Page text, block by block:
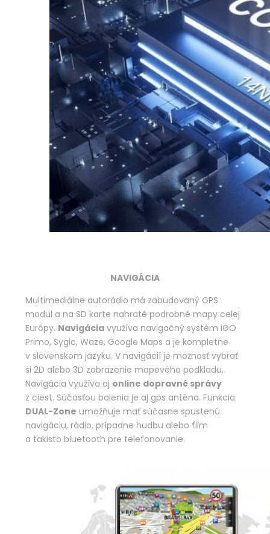
NAVIGÁCIA
Multimediálne autorádio má zabudovaný GPS
modul a na SD karte nahraté podrobné mapy celej
Európy. Navigácia využíva navigačný systém iGO
Primo, Sygic, Waze, Google Maps a je kompletne
v slovenskom jazyku. V navigácií je možnosť vybrať
si 2D alebo 3D zobrazenie mapového podkladu.
Navigácia využíva aj online dopravné správy
z ciest. Súčasťou balenia je aj gps anténa. Funkcia
DUAL-Zone umožňuje mať súčasne spustenú
navigáciu, rádio, prípadne hudbu alebo film
a takisto bluetooth pre telefonovanie.